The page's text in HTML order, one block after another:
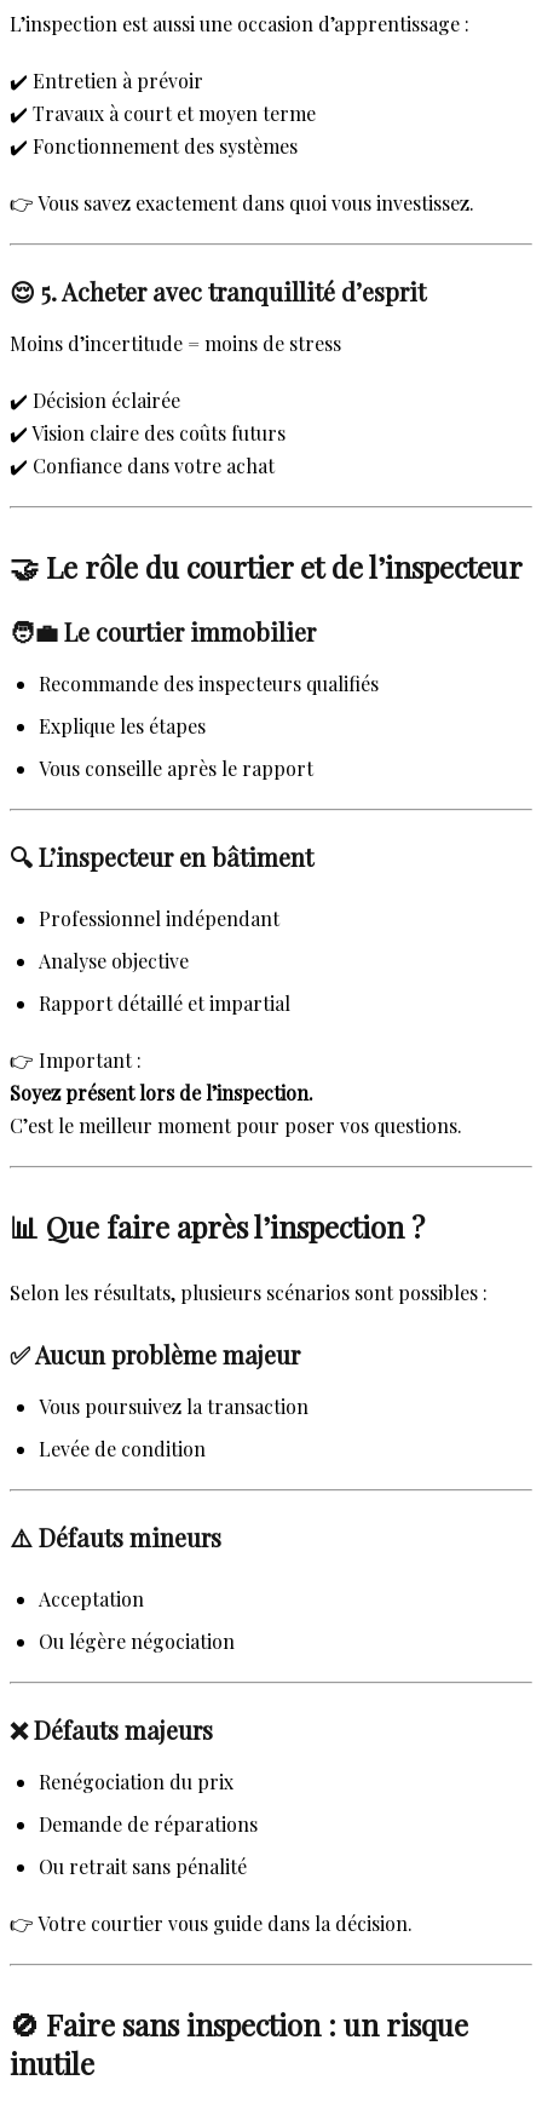
L’inspection est aussi une occasion d’apprentissage :
✔️ Entretien à prévoir
✔️ Travaux à court et moyen terme
✔️ Fonctionnement des systèmes
👉 Vous savez exactement dans quoi vous investissez.
😌 5. Acheter avec tranquillité d’esprit
Moins d’incertitude = moins de stress
✔️ Décision éclairée
✔️ Vision claire des coûts futurs
✔️ Confiance dans votre achat
🤝 Le rôle du courtier et de l’inspecteur
🧑‍💼 Le courtier immobilier
Recommande des inspecteurs qualifiés
Explique les étapes
Vous conseille après le rapport
🔍 L’inspecteur en bâtiment
Professionnel indépendant
Analyse objective
Rapport détaillé et impartial
👉 Important :
Soyez présent lors de l’inspection.
C’est le meilleur moment pour poser vos questions.
📊 Que faire après l’inspection ?
Selon les résultats, plusieurs scénarios sont possibles :
✅ Aucun problème majeur
Vous poursuivez la transaction
Levée de condition
⚠️ Défauts mineurs
Acceptation
Ou légère négociation
❌ Défauts majeurs
Renégociation du prix
Demande de réparations
Ou retrait sans pénalité
👉 Votre courtier vous guide dans la décision.
🚫 Faire sans inspection : un risque
inutile